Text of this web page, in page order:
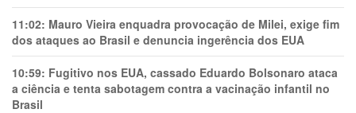
11:02: Mauro Vieira enquadra provocação de Milei, exige fim
dos ataques ao Brasil e denuncia ingerência dos EUA
10:59: Fugitivo nos EUA, cassado Eduardo Bolsonaro ataca
a ciência e tenta sabotagem contra a vacinação infantil no
Brasil